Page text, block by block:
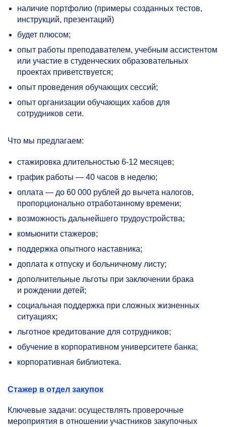
наличие портфолио (примеры созданных тестов,
инструкций, презентаций)
будет плюсом;
опыт работы преподавателем, учебным ассистентом
или участие в студенческих образовательных
проектах приветствуется;
опыт проведения обучающих сессий;
опыт организации обучающих хабов для
сотрудников сети.
Что мы предлагаем:
стажировка длительностью6-12 месяцев;
график работы — 40 часов в неделю;
оплата — до 60 000 рублей до вычета налогов,
пропорционально отработанному времени;
возможность дальнейшего трудоустройства;
комьюнити стажеров;
поддержка опытного наставника;
доплата к отпуску и больничному листу;
дополнительные льготы при заключении брака
и рождении детей;
социальная поддержка при сложных жизненных
ситуациях;
льготное кредитование для сотрудников;
обучение в корпоративном университете банка;
корпоративная библиотека.
Стажер в отдел закупок
Ключевые задачи: осуществлять проверочные
мероприятия в отношении участников закупочных